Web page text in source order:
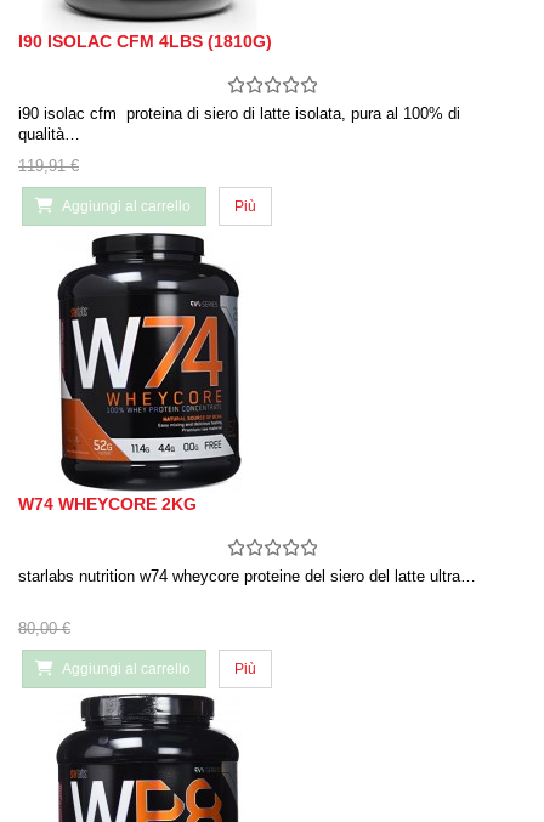
I90 ISOLAC CFM 4LBS (1810G)
i90 isolac cfm proteina di siero di latte isolata, pura al 100% di
qualità…
119,91 €
Aggiungi al carrello Più
W74 WHEYCORE 2KG
starlabs nutrition w74 wheycore proteine del siero del latte ultra…
80,00 €
Aggiungi al carrello Più